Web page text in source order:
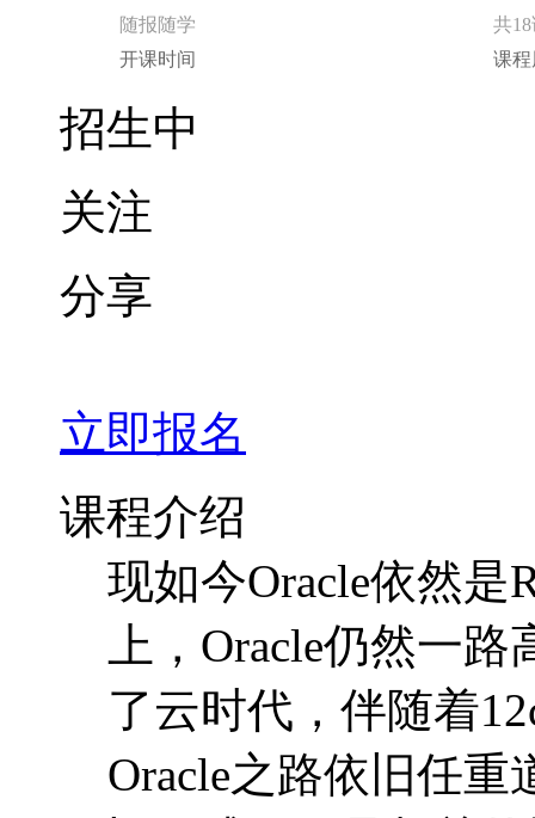
分享
立即报名
课程介绍
上，Oracle仍然一
了云时代，伴随着
Oracle之路依旧任重
旧旺盛，而且相关
还是非常具有挑战
炼数成金之前也开